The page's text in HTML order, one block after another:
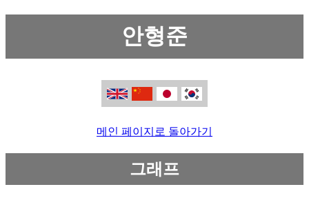
안형준
메인 페이지로 돌아가기
그래프